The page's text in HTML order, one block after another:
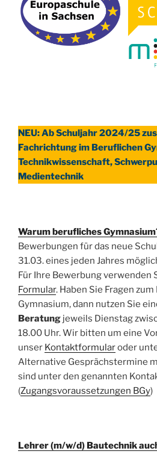
NEU: Ab Schuljahr 2024/25
Fachrichtung im Beruflichen
Technikwissenschaft,
Medientechnik
Warum berufliches
Bewerbungen für das neue
31.03. eines jeden Jahres
Für Ihre Bewerbung verwenden
Formular. Haben Sie Fragen
Gymnasium, dann nutzen Sie
Beratung jeweils Dienstag
18.00 Uhr. Wir bitten um eine
unser Kontaktformularoder
Alternative Gesprächstermine
sind unter den genannten
(Zugangsvoraussetzungen BGy)
Lehrer (m/w/d) Bautechnik